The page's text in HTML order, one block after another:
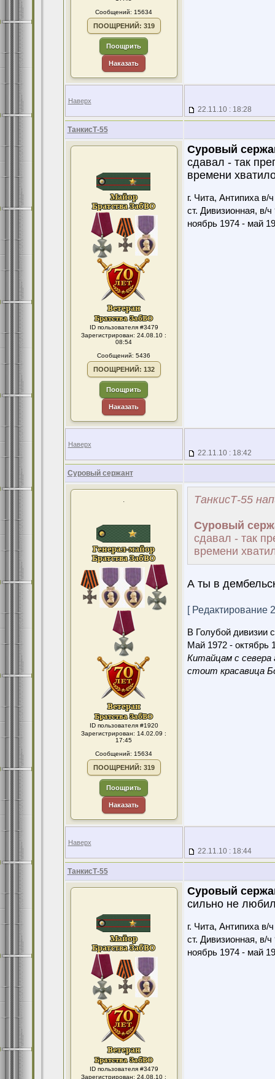
Сообщений: 15634
ПООЩРЕНИЙ: 319
Поощрить
Наказать
Наверх
22.11.10 : 18:28
ТанкисТ-55
ID пользователя #3479
Зарегистрирован: 24.08.10 :
08:54
Сообщений: 5436
ПООЩРЕНИЙ: 132
Поощрить
Наказать
Суровый
сдавал - так
времени
г. Чита, Антипиха в/
ст. Дивизионная, в/ч
ноябрь 1974 - май
Наверх
22.11.10 : 18:42
Суровый сержант
.
ID пользователя #1920
Зарегистрирован: 14.02.09 :
17:45
Сообщений: 15634
ПООЩРЕНИЙ: 319
Поощрить
Наказать
ТанкисТ-55
Суровый
сдавал - так
времени
А ты в
[ Редактирование
В Голубой дивизии
Май 1972 - октябрь
Китайцам с севера
стоит красавица
Наверх
22.11.10 : 18:44
ТанкисТ-55
ID пользователя #3479
Зарегистрирован: 24.08.10 :
Суровый
сильно не
г. Чита, Антипиха в/
ст. Дивизионная, в/ч
ноябрь 1974 - май